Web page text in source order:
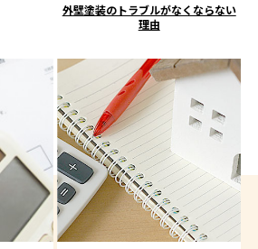
外壁塗装のトラブルがなくならない
理由